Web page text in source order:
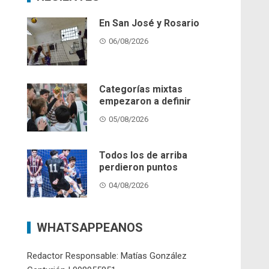
En San José y Rosario
06/08/2026
Categorías mixtas
empezaron a definir
05/08/2026
Todos los de arriba
perdieron puntos
04/08/2026
WHATSAPPEANOS
Redactor Responsable: Matías González